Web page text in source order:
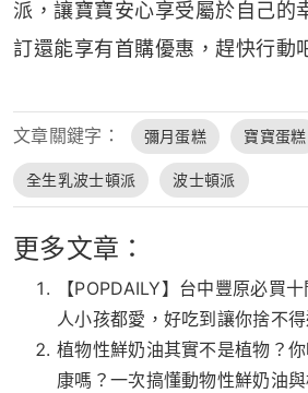
派，讓寶寶安心享受屬於自己的
訂還能享有首購優惠，趕快行動
文章關鍵字： 彌月蛋糕 寶寶蛋糕
全生乳波士頓派 波士頓派
更多文章：
【POPDAILY】台中豐原必買
人小孩都愛，好吃到讓你捨不
植物性鮮奶油其實不是植物？
康嗎？一次搞懂動物性鮮奶油